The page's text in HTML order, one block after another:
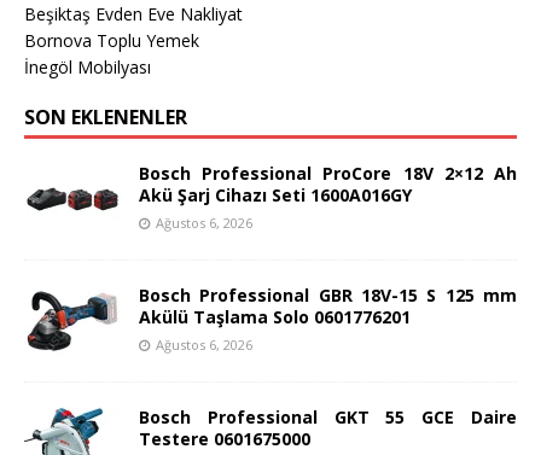
Beşiktaş Evden Eve Nakliyat
Bornova Toplu Yemek
İnegöl Mobilyası
SON EKLENENLER
Bosch Professional ProCore 18V 2×12 Ah
Akü Şarj Cihazı Seti 1600A016GY
Ağustos 6, 2026
Bosch Professional GBR 18V-15 S 125 mm
Akülü Taşlama Solo 0601776201
Ağustos 6, 2026
Bosch Professional GKT 55 GCE Daire
Testere 0601675000